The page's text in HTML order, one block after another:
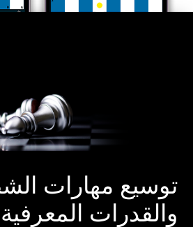
توسيع مهارات
والقدرات المعرفية